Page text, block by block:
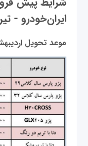
ایران‌خودرو - تیر
موعد تحویل